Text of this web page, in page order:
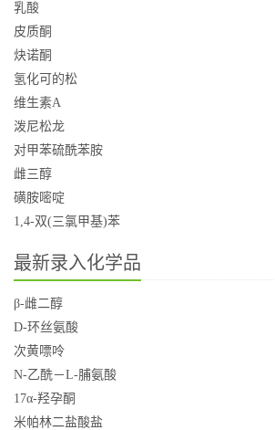
乳酸
皮质酮
炔诺酮
氢化可的松
维生素A
泼尼松龙
对甲苯硫酰苯胺
雌三醇
磺胺嘧啶
1,4-双(三氯甲基)苯
最新录入化学品
β-雌二醇
D-环丝氨酸
次黄嘌呤
N-乙酰－L-脯氨酸
17α-羟孕酮
米帕林二盐酸盐